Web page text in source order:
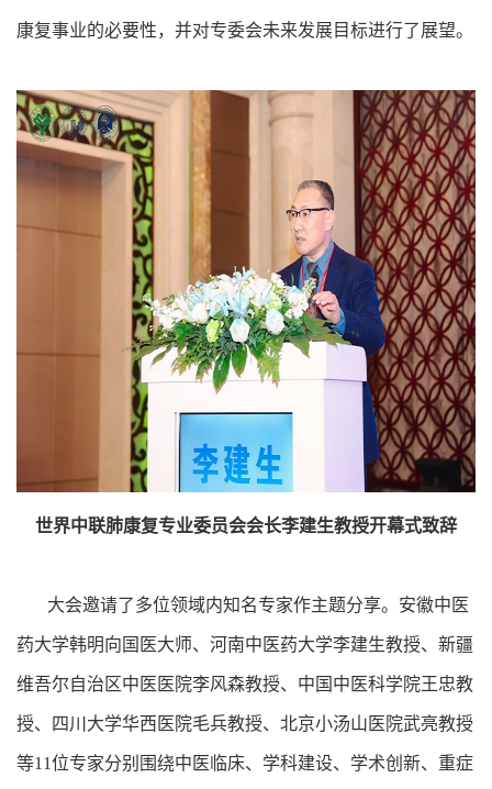
康复事业的必要性，并对专委会未来发展目标进行了展望。
世界中联肺康复专业委员会会长李建生教授开幕式致辞
大会邀请了多位领域内知名专家作主题分享。安徽中医
药大学韩明向国医大师、河南中医药大学李建生教授、新疆
维吾尔自治区中医医院李风森教授、中国中医科学院王忠教
授、四川大学华西医院毛兵教授、北京小汤山医院武亮教授
等11位专家分别围绕中医临床、学科建设、学术创新、重症